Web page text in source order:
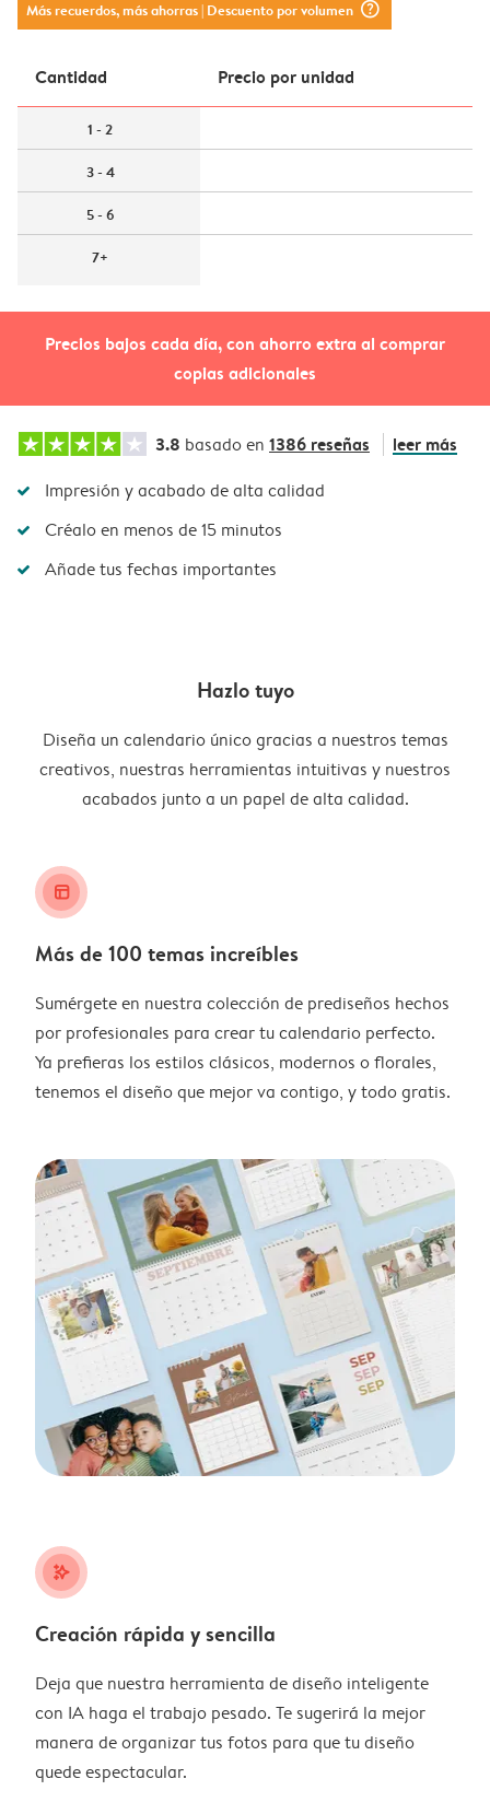
Precios bajos cada día, con ahorro extra al comprar
copias adicionales
Más recuerdos, más ahorras| Descuento por volumen question_mark_circle
Cantidad Precio por unidad
1 - 2
3 - 4
5 - 6
7+
3.8 basado en 1386 reseñas leer más
Impresión y acabado de alta calidad
Créalo en menos de 15 minutos
Añade tus fechas importantes
Hazlo tuyo
Diseña un calendario único gracias a nuestros temas
creativos, nuestras herramientas intuitivas y nuestros
acabados junto a un papel de alta calidad.
layout_alt
Más de 100 temas increíbles
Sumérgete en nuestra colección de prediseños hechos
por profesionales para crear tu calendario perfecto.
Ya prefieras los estilos clásicos, modernos o florales,
tenemos el diseño que mejor va contigo, y todo gratis.
stars_plus
Creación rápida y sencilla
Deja que nuestra herramienta de diseño inteligente
con IA haga el trabajo pesado. Te sugerirá la mejor
manera de organizar tus fotos para que tu diseño
quede espectacular.